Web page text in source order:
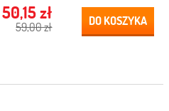
50,15 zł
59,00 zł DO KOSZYKA